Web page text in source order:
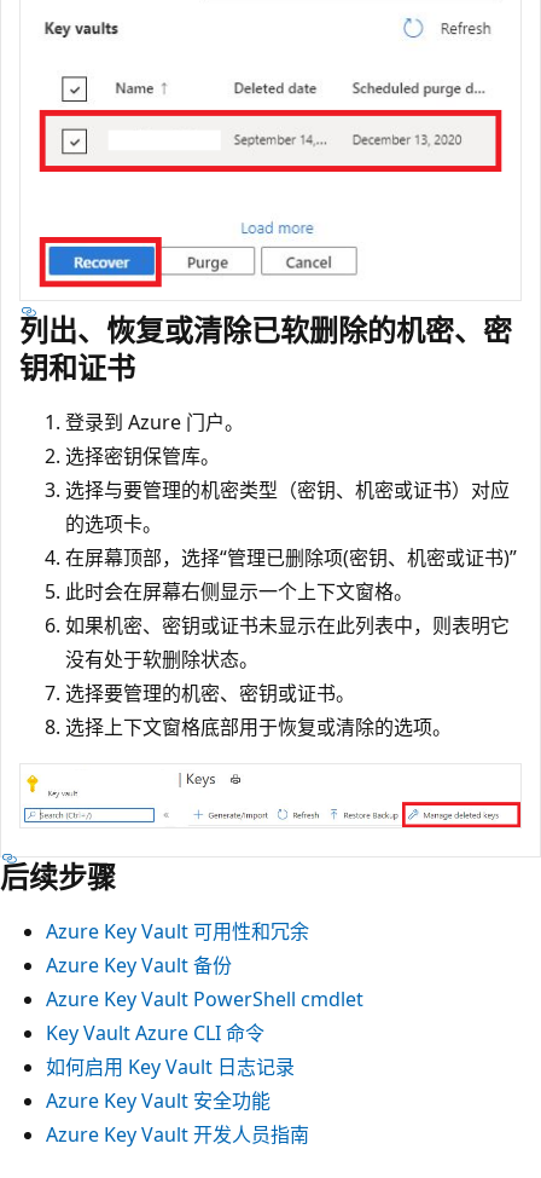
列出、恢复或清除已软删除的机密、密
钥和证书
登录到 Azure 门户。
选择密钥保管库。
选择与要管理的机密类型（密钥、机密或证书）对应
的选项卡。
在屏幕顶部，选择“管理已删除项(密钥、机密或证书)”
此时会在屏幕右侧显示一个上下文窗格。
如果机密、密钥或证书未显示在此列表中，则表明它
没有处于软删除状态。
选择要管理的机密、密钥或证书。
选择上下文窗格底部用于恢复或清除的选项。
后续步骤
Azure Key Vault 可用性和冗余
Azure Key Vault 备份
Azure Key Vault PowerShell cmdlet
Key Vault Azure CLI 命令
如何启用 Key Vault 日志记录
Azure Key Vault 安全功能
Azure Key Vault 开发人员指南